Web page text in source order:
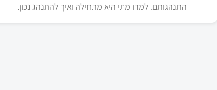
התנהגותם. למדו מתי היא מתחילה ואיך להתנהג נכון.